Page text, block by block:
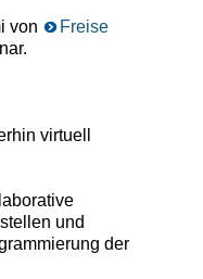
von
Freise
virtuell
und
der